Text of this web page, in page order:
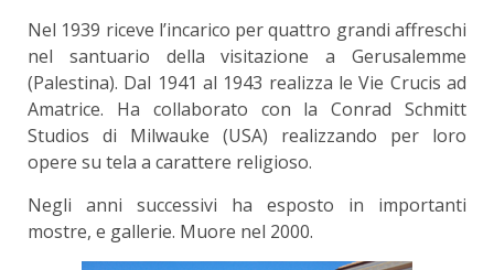
Nel 1939 riceve l’incarico per quattro grandi affreschi
nel santuario della visitazione a Gerusalemme
(Palestina). Dal 1941 al 1943 realizza le Vie Crucis ad
Amatrice. Ha collaborato con la Conrad Schmitt
Studios di Milwauke (USA) realizzando per loro
opere su tela a carattere religioso.
Negli anni successivi ha esposto in importanti
mostre, e gallerie. Muore nel 2000.